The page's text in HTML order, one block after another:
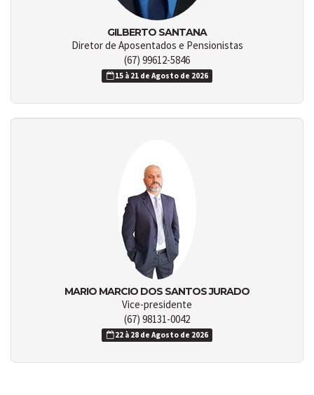
GILBERTO SANTANA
Diretor de Aposentados e Pensionistas
(67) 99612-5846
15 à 21 de Agosto de 2026
MARIO MARCIO DOS SANTOS JURADO
Vice-presidente
(67) 98131-0042
22 à 28 de Agosto de 2026